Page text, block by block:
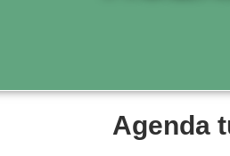
Agenda